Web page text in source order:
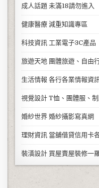
成人話題未滿18請勿進入
健康醫療減重知識專區
科技資訊工業電子3C產品
旅遊天地團體旅遊、自由
生活情報 各行各業情報資
視覺設計T恤、團體服、
婚紗世界婚紗攝影寫真網
理財資訊當舖借貸信用卡
裝潢設計買屋賣屋裝修一